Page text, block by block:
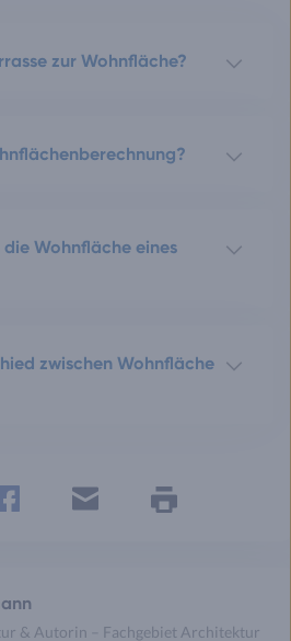
zur Wohnfläche?
Wohnfläche eines
zwischen Wohnfläche
& Autorin – Fachgebiet Architektur